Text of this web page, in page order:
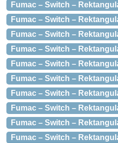
Fumac – Switch –
Fumac – Switch –
Fumac – Switch –
Fumac – Switch –
Fumac – Switch –
Fumac – Switch –
Fumac – Switch –
Fumac – Switch –
Fumac – Switch –
Fumac – Switch –